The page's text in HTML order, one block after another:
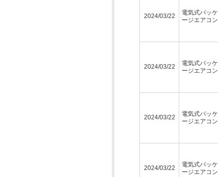
2024/03/22
電気式パッケ
ージエアコン
2024/03/22
電気式パッケ
ージエアコン
2024/03/22
電気式パッケ
ージエアコン
2024/03/22
電気式パッケ
ージエアコン